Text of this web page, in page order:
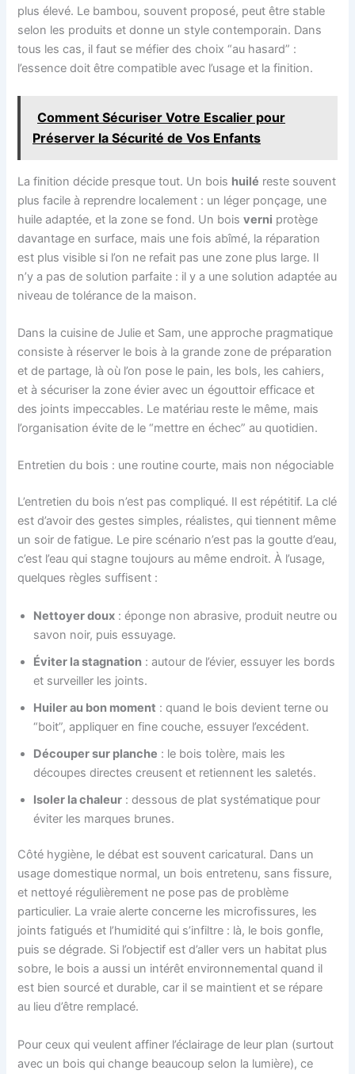
plus élevé. Le bambou, souvent proposé, peut être stable
selon les produits et donne un style contemporain. Dans
tous les cas, il faut se méfier des choix “au hasard” :
l’essence doit être compatible avec l’usage et la finition.
Comment Sécuriser Votre Escalier pour
Préserver la Sécurité de Vos Enfants
La finition décide presque tout. Un bois huilé reste souvent
plus facile à reprendre localement : un léger ponçage, une
huile adaptée, et la zone se fond. Un boisverni protège
davantage en surface, mais une fois abîmé, la réparation
est plus visible si l’on ne refait pas une zone plus large. Il
n’y a pas de solution parfaite : il y a une solution adaptée au
niveau de tolérance de la maison.
Dans la cuisine de Julie et Sam, une approche pragmatique
consiste à réserver le bois à la grande zone de préparation
et de partage, là où l’on pose le pain, les bols, les cahiers,
et à sécuriser la zone évier avec un égouttoir efficace et
des joints impeccables. Le matériau reste le même, mais
l’organisation évite de le “mettre en échec” au quotidien.
Entretien du bois : une routine courte, mais non négociable
L’entretien du bois n’est pas compliqué. Il est répétitif. La clé
est d’avoir des gestes simples, réalistes, qui tiennent même
un soir de fatigue. Le pire scénario n’est pas la goutte d’eau,
c’est l’eau qui stagne toujours au même endroit. À l’usage,
quelques règles suffisent :
Nettoyer doux : éponge non abrasive, produit neutre ou
savon noir, puis essuyage.
Éviter la stagnation : autour de l’évier, essuyer les bords
et surveiller les joints.
Huiler au bon moment : quand le bois devient terne ou
“boit”, appliquer en fine couche, essuyer l’excédent.
Découper sur planche : le bois tolère, mais les
découpes directes creusent et retiennent les saletés.
Isoler la chaleur : dessous de plat systématique pour
éviter les marques brunes.
Côté hygiène, le débat est souvent caricatural. Dans un
usage domestique normal, un bois entretenu, sans fissure,
et nettoyé régulièrement ne pose pas de problème
particulier. La vraie alerte concerne les microfissures, les
joints fatigués et l’humidité qui s’infiltre : là, le bois gonfle,
puis se dégrade. Si l’objectif est d’aller vers un habitat plus
sobre, le bois a aussi un intérêt environnemental quand il
est bien sourcé et durable, car il se maintient et se répare
au lieu d’être remplacé.
Pour ceux qui veulent affiner l’éclairage de leur plan (surtout
avec un bois qui change beaucoup selon la lumière), ce